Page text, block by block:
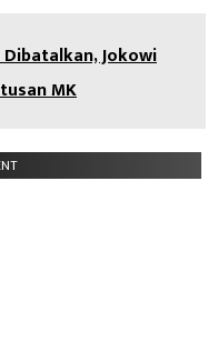
Dibatalkan, Jokowi
MK